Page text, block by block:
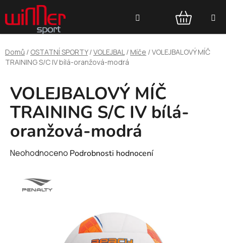
na
obsah
NÁKUPNÍ
KOŠÍK
Domů / OSTATNÍ SPORTY /VOLEJBAL / Míče /VOLEJBALOVÝ MÍČ
TRAINING S/C IV bílá-oranžová-modrá
VOLEJBALOVÝ MÍČ
TRAINING S/C IV bílá-
oranžová-modrá
Průměrné
produktu
Neohodnoceno Podrobnosti hodnocení